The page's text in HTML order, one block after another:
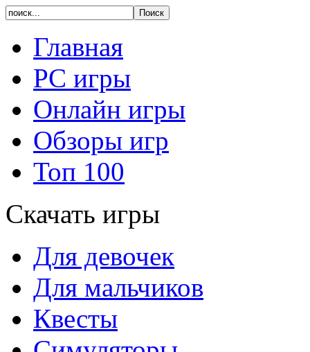
Главная
PC игры
Онлайн игры
Обзоры игр
Топ 100
Скачать игры
Для девочек
Для мальчиков
Квесты